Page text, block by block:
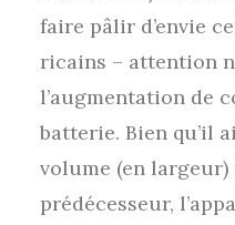
faire pâlir d’envie
ricains – attention
l’augmentation de
batterie. Bien qu’il
volume (en
prédécesseur,